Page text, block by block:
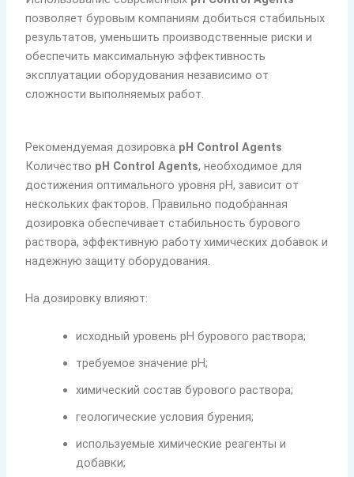
позволяет буровым компаниям добиться стабильных
результатов, уменьшить производственные риски и
обеспечить максимальную эффективность
эксплуатации оборудования независимо от
сложности выполняемых работ.
Рекомендуемая дозировка pH Control Agents
Количество pH Control Agents, необходимое для
достижения оптимального уровня pH, зависит от
нескольких факторов. Правильно подобранная
дозировка обеспечивает стабильность бурового
раствора, эффективную работу химических добавок и
надежную защиту оборудования.
На дозировку влияют:
исходный уровень pH бурового раствора;
требуемое значение pH;
химический состав бурового раствора;
геологические условия бурения;
используемые химические реагенты и
добавки;